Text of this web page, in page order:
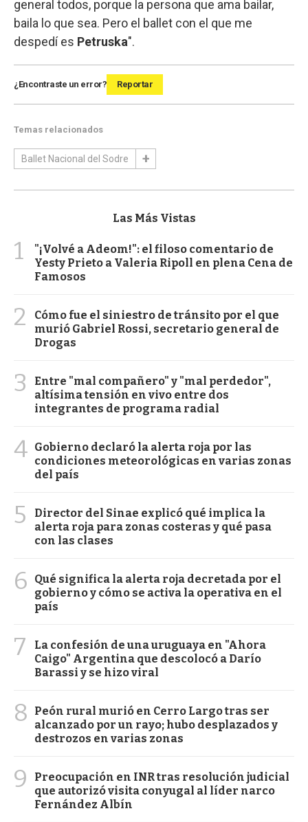
general todos, porque la persona que ama bailar,
baila lo que sea. Pero el ballet con el que me
despedí es Petruska".
¿Encontraste un error? Reportar
Temas relacionados
Ballet Nacional del Sodre
Las Más Vistas
1
"¡Volvé a Adeom!": el filoso comentario de
Yesty Prieto a Valeria Ripoll en plena Cena de
Famosos
2
Cómo fue el siniestro de tránsito por el que
murió Gabriel Rossi, secretario general de
Drogas
3
Entre "mal compañero" y "mal perdedor",
altísima tensión en vivo entre dos
integrantes de programa radial
4 Gobierno declaró la alerta roja por las
condiciones meteorológicas en varias zonas
del país
5
Director del Sinae explicó qué implica la
alerta roja para zonas costeras y qué pasa
con las clases
6
Qué significa la alerta roja decretada por el
gobierno y cómo se activa la operativa en el
país
7
La confesión de una uruguaya en "Ahora
Caigo" Argentina que descolocó a Darío
Barassi y se hizo viral
8
Peón rural murió en Cerro Largo tras ser
alcanzado por un rayo; hubo desplazados y
destrozos en varias zonas
9
Preocupación en INR tras resolución judicial
que autorizó visita conyugal al líder narco
Fernández Albín